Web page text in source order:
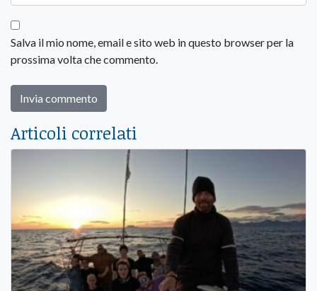
Salva il mio nome, email e sito web in questo browser per la
prossima volta che commento.
Articoli correlati